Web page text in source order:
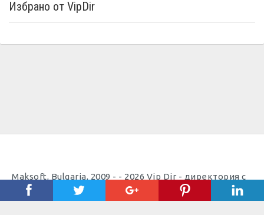
Избрано от VipDir
Maksoft, Bulgaria, 2009 - - 2026 Vip Dir - директория с
полезни телефони |